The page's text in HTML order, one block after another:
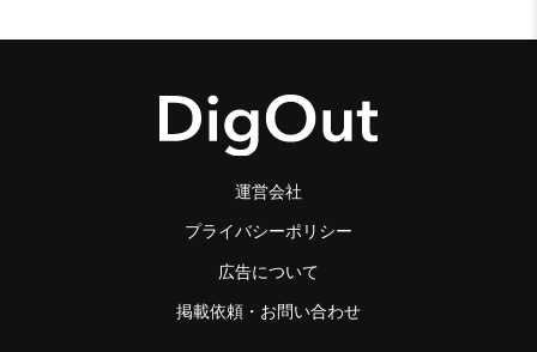
運営会社
プライバシーポリシー
広告について
掲載依頼・お問い合わせ